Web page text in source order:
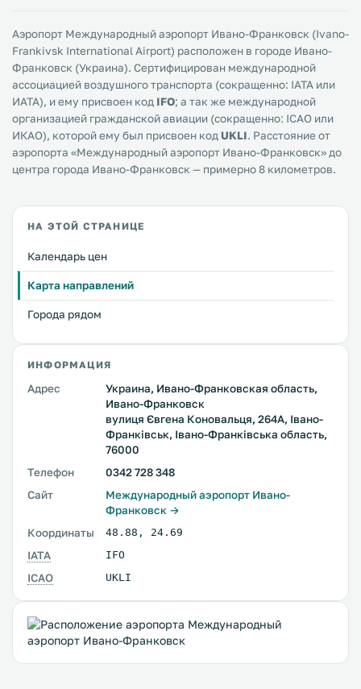
Аэропорт Международный аэропорт Ивано-Франковск (Ivano-
Frankivsk International Airport) расположен в городе Ивано-
Франковск (Украина). Сертифицирован международной
ассоциацией воздушного транспорта (сокращенно: IATA или
ИАТА), и ему присвоен код IFO; а так же международной
организацией гражданской авиации (сокращенно: ICAO или
ИКАО), которой ему был присвоен код UKLI. Расстояние от
аэропорта «Международный аэропорт Ивано-Франковск» до
центра города Ивано-Франковск — примерно 8 километров.
НА ЭТОЙ СТРАНИЦЕ
Календарь цен
Карта направлений
Города рядом
ИНФОРМАЦИЯ
Адрес
Украина, Ивано-Франковская область,
Ивано-Франковск
вулиця Євгена Коновальця, 264А, Івано-
Франківськ, Івано-Франківська область,
76000
Телефон
0342 728 348
Сайт
Международный аэропорт Ивано-
Франковск →
Координаты
48.88 , 24.69
IATA IFO
ICAO UKLI